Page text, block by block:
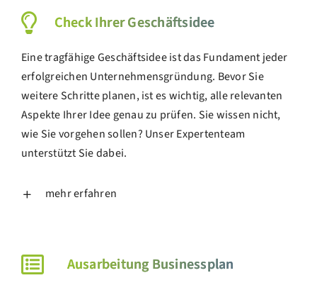
Check Ihrer Geschäftsidee
Eine tragfähige Geschäftsidee ist das Fundament jeder
erfolgreichen Unternehmensgründung. Bevor Sie
weitere Schritte planen, ist es wichtig, alle relevanten
Aspekte Ihrer Idee genau zu prüfen. Sie wissen nicht,
wie Sie vorgehen sollen? Unser Expertenteam
unterstützt Sie dabei.
mehr erfahren
Ausarbeitung Businessplan